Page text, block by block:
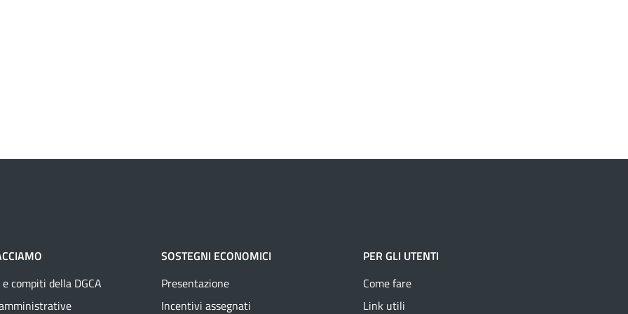
compiti della DGCA
SOSTEGNI ECONOMICI
Presentazione
Incentivi assegnati
PER GLI UTENTI
Come fare
Link utili